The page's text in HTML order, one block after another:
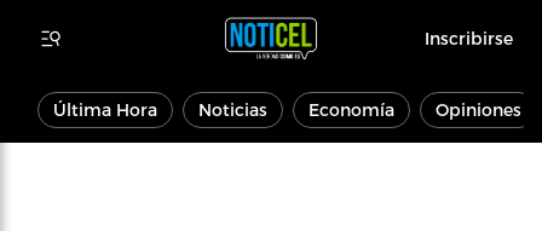
Inscribirse
Última Hora Noticias Economía Opiniones